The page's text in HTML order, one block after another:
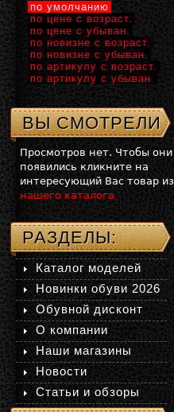
по умолчанию
по цене с возраст.
по цене с убыван.
по новизне с возраст.
по новизне с убыван.
по артикулу с возраст.
по артикулу с убыван.
ВЫ СМОТРЕЛИ
Просмотров нет. Чтобы они
появились кликните на
интересующий Вас товар из
нашего каталога
РАЗДЕЛЫ:
Каталог моделей
Новинки обуви 2026
Обувной дисконт
О компании
Наши магазины
Новости
Статьи и обзоры